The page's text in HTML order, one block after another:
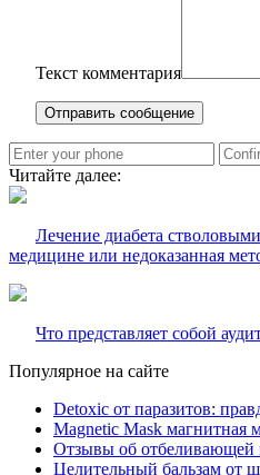
Текст комментария
Читайте далее:
Лечение диабета
медицине или недоказанная
Что представляет собой
Популярное на сайте
Detoxic от паразитов:
Magnetic Mask магнитная
Отзывы об отбеливающей
Целительный бальзам от